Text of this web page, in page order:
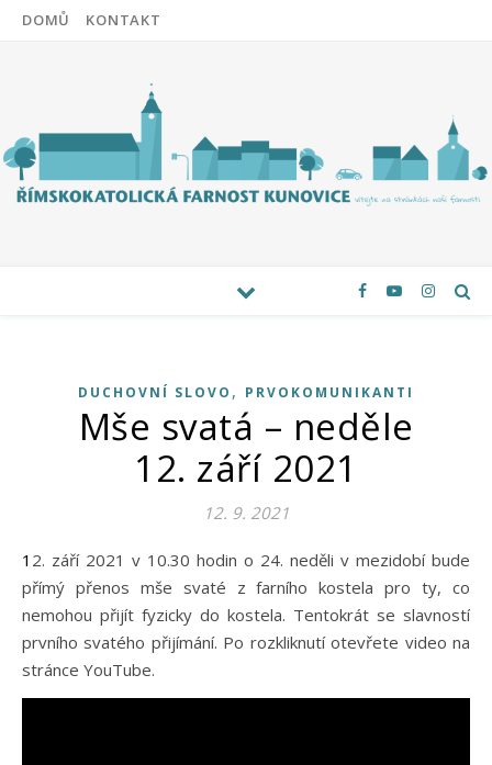
DOMŮ KONTAKT
DUCHOVNÍ SLOVO , PRVOKOMUNIKANTI
Mše svatá – neděle
12. září 2021
12. 9. 2021
12. září 2021 v 10.30 hodin o 24. neděli v mezidobí bude
přímý přenos mše svaté z farního kostela pro ty, co
nemohou přijít fyzicky do kostela. Tentokrát se slavností
prvního svatého přijímání. Po rozkliknutí otevřete video na
stránce YouTube.